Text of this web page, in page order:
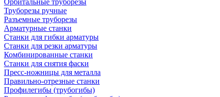
Орбитальные труборезы
Труборезы ручные
Разъемные труборезы
Арматурные станки
Станки для гибки арматуры
Станки для резки арматуры
Комбинированные станки
Станки для снятия фаски
Пресс-ножницы для металла
Правильно-отрезные станки
Профилегибы (трубогибы)